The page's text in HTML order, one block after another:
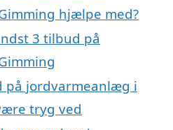
hjælpe med?
3 tilbud på
på jordvarmeanlæg i
tryg ved